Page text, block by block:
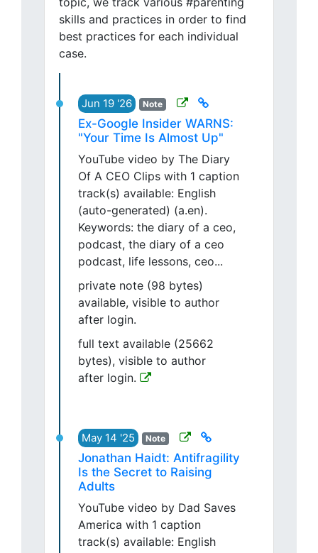
skills and practices in order to find
best practices for each individual
case.
Jun 19 '26 Note
Ex-Google Insider WARNS:
"Your Time Is Almost Up"
YouTube video by The Diary
Of A CEO Clips with 1 caption
track(s) available: English
(auto-generated) (a.en).
Keywords: the diary of a ceo,
podcast, the diary of a ceo
podcast, life lessons, ceo...
private note (98 bytes)
available, visible to author
after login.
full text available (25662
bytes), visible to author
after login.
May 14 '25 Note
Jonathan Haidt: Antifragility
Is the Secret to Raising
Adults
YouTube video by Dad Saves
America with 1 caption
track(s) available: English